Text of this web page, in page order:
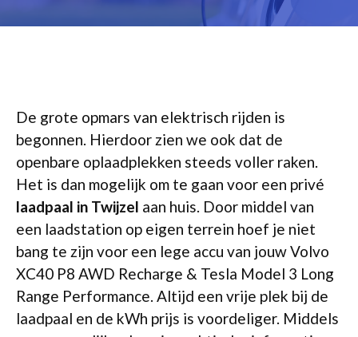
De grote opmars van elektrisch rijden is
begonnen. Hierdoor zien we ook dat de
openbare oplaadplekken steeds voller raken.
Het is dan mogelijk om te gaan voor een privé
laadpaal in Twijzel aan huis. Door middel van
een laadstation op eigen terrein hoef je niet
bang te zijn voor een lege accu van jouw Volvo
XC40 P8 AWD Recharge & Tesla Model 3 Long
Range Performance. Altijd een vrije plek bij de
laadpaal en de kWh prijs is voordeliger. Middels